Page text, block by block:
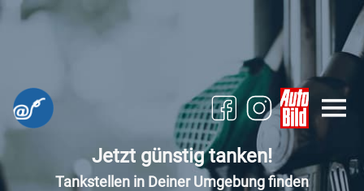
Jetzt günstig tanken!
Tankstellen in Deiner Umgebung finden